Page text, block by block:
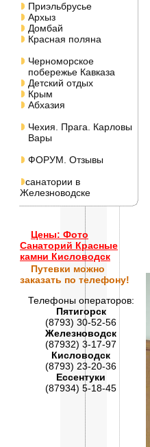
Приэльбрусье
Архыз
Домбай
Красная поляна
Черноморское
побережье Кавказа
Детский отдых
Крым
Абхазия
Чехия. Прага. Карловы
Вары
ФОРУМ. Отзывы
санатории в
Железноводске
Цены: Фото
Санаторий Красные
камни Кисловодск
Путевки можно
заказать по телефону!
Телефоны операторов:
Пятигорск
(8793) 30-52-56
Железноводск
(87932) 3-17-97
Кисловодск
(8793) 23-20-36
Ессентуки
(87934) 5-18-45